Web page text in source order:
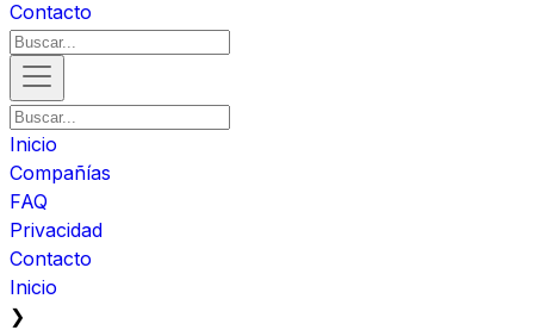
Contacto
Inicio
Compañías
FAQ
Privacidad
Contacto
Inicio
❯